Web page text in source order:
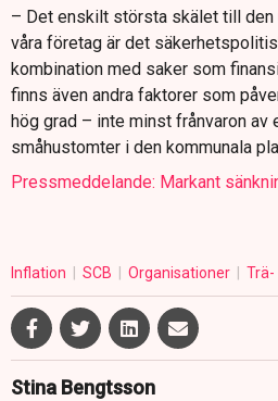
– Det enskilt största skälet till den
våra företag är det
kombination med saker som
finns även andra faktorer som
hög grad – inte minst frånvaron av
småhustomter i den kommunala
Pressmeddelande: Markant
Inflation SCB Organisationer
Stina Bengtsson